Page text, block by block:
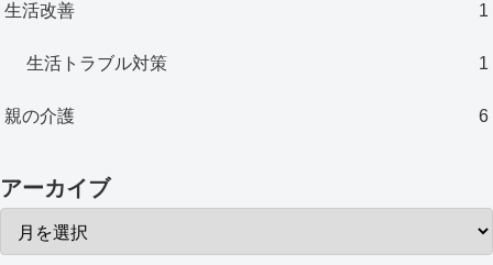
生活改善 1
生活トラブル対策 1
親の介護 6
アーカイブ